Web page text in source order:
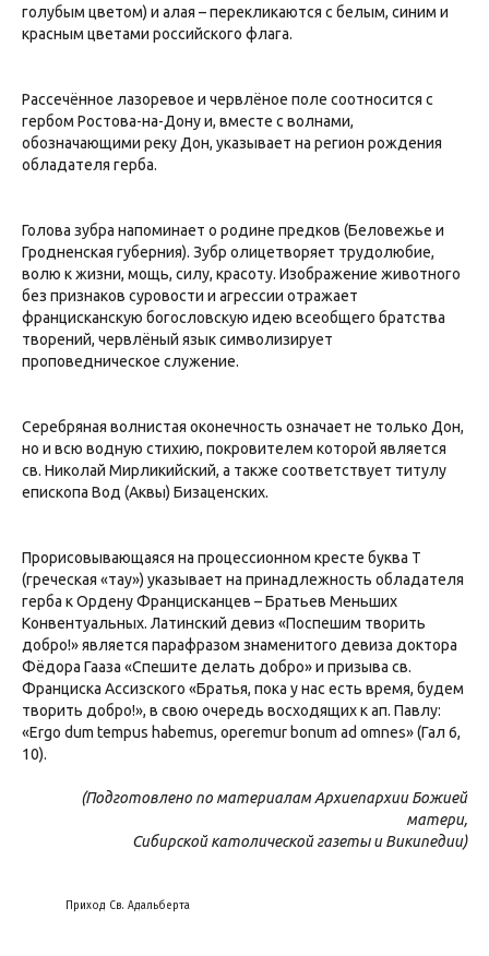
голубым цветом) и алая – перекликаются с белым, синим и
красным цветами российского флага.
Рассечённое лазоревое и червлёное поле соотносится с
гербом Ростова-на-Дону и, вместе с волнами,
обозначающими реку Дон, указывает на регион рождения
обладателя герба.
Голова зубра напоминает о родине предков (Беловежье и
Гродненская губерния). Зубр олицетворяет трудолюбие,
волю к жизни, мощь, силу, красоту. Изображение животного
без признаков суровости и агрессии отражает
францисканскую богословскую идею всеобщего братства
творений, червлёный язык символизирует
проповедническое служение.
Серебряная волнистая оконечность означает не только Дон,
но и всю водную стихию, покровителем которой является
св. Николай Мирликийский, а также соответствует титулу
епископа Вод (Аквы) Бизаценских.
Прорисовывающаяся на процессионном кресте буква Т
(греческая «тау») указывает на принадлежность обладателя
герба к Ордену Францисканцев – Братьев Меньших
Конвентуальных. Латинский девиз «Поспешим творить
добро!» является парафразом знаменитого девиза доктора
Фёдора Гааза «Спешите делать добро» и призыва св.
Франциска Ассизского «Братья, пока у нас есть время, будем
творить добро!», в свою очередь восходящих к ап. Павлу:
«Ergo dum tempus habemus, operemur bonum ad omnes» (Гал 6,
10).
(Подготовлено по материалам Архиепархии Божией
матери,
Сибирской католической газеты и Википедии)
Приход Св. Адальберта